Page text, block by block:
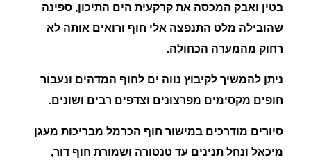
בטין ואבק המכסה את קרקעית הים התיכון, ספינה
שהובילה מלט התנפצה אלי חוף ורואים אותה לא
רחוק מהמערה הכחולה.
ניתן להמשיך לקיבוץ נווה ים לחוף המדהים ונעבור
חופים מקסימים מפרצונים וצדפים רבים ושונים.
סיורים מודרכים במישור חוף הכרמל מבריכות מעגן
מיכאל ונחל תנינים עד טנטורה ושמורת חוף דור,